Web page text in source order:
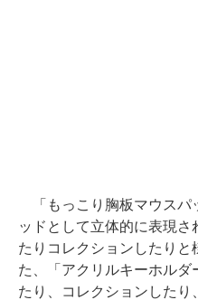
「もっこり胸板マウスパ
ッドとして立体的に表現
たりコレクションしたりと
た、「アクリルキーホル
たり、コレクションしたり